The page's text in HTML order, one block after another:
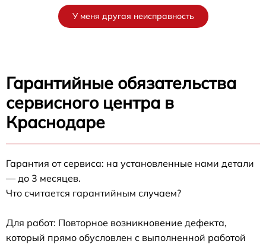
У меня другая неисправность
Гарантийные обязательства
сервисного центра в
Краснодаре
Гарантия от сервиса: на установленные нами детали
— до 3 месяцев.
Что считается гарантийным случаем?
Для работ: Повторное возникновение дефекта,
который прямо обусловлен с выполненной работой